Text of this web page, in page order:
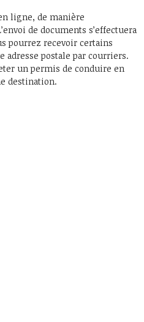
ligne, de manière
de documents s’effectuera
pourrez recevoir certains
adresse postale par courriers.
un permis de conduire en
destination.